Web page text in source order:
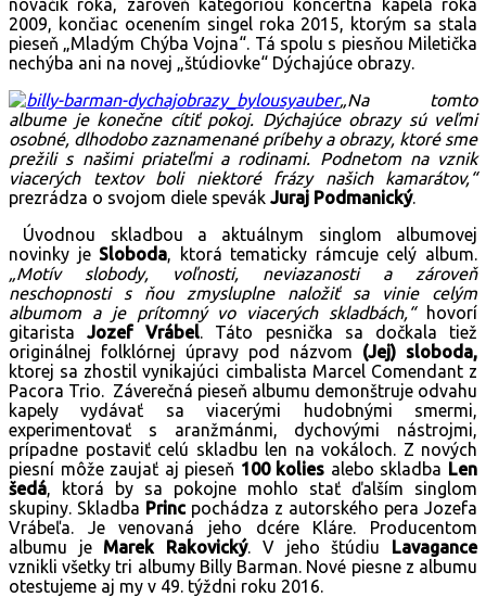
nováčik roka, zároveň kategóriou koncertná kapela roka
2009, končiac ocenením singel roka 2015, ktorým sa stala
pieseň „Mladým Chýba Vojna“. Tá spolu s piesňou Miletička
nechýba ani na novej „štúdiovke“ Dýchajúce obrazy.
„Na tomto
albume je konečne cítiť pokoj. Dýchajúce obrazy sú veľmi
osobné, dlhodobo zaznamenané príbehy a obrazy, ktoré sme
prežili s našimi priateľmi a rodinami. Podnetom na vznik
viacerých textov boli niektoré
frázy
našich kamarátov,“
prezrádza o svojom diele spevák Juraj Podmanický.
Úvodnou skladbou a aktuálnym singlom albumovej
novinky jeSloboda, ktorá tematicky rámcuje celý album.
„Motív slobody, voľnosti, neviazanosti a zároveň
neschopnosti s ňou zmysluplne naložiť sa vinie celým
albumom a je prítomný vo viacerých skladbách,“hovorí
gitaristaJozef Vrábel. Táto pesnička sa dočkala tiež
originálnej folklórnej úpravy pod názvom (Jej) sloboda,
ktorej sa zhostil vynikajúci cimbalista Marcel Comendant z
Pacora Trio. Záverečná pieseň albumu demonštruje odvahu
kapely vydávať sa viacerými hudobnými smermi,
experimentovať s aranžmánmi, dychovými nástrojmi,
prípadne postaviť celú skladbu len na vokáloch. Z nových
piesní môže zaujať aj pieseň 100 kolies alebo skladba Len
šedá, ktorá by sa pokojne mohlo stať ďalším singlom
skupiny. Skladba Princ pochádza z autorského pera Jozefa
Vrábeľa. Je venovaná jeho dcére Kláre. Producentom
albumu je Marek Rakovický. V jeho štúdiu Lavagance
vznikli všetky tri albumy Billy Barman. Nové piesne z albumu
otestujeme aj my v 49. týždni roku 2016.